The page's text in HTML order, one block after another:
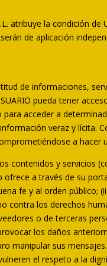
atribuye la condición
de aplicación
de informaciones,
pueda tener
acceder a
veraz y lícita.
a hacer
contenidos y servicios
a través de su
fe y al orden
los derechos
o de terceras
los daños
manipular sus
el respeto a la